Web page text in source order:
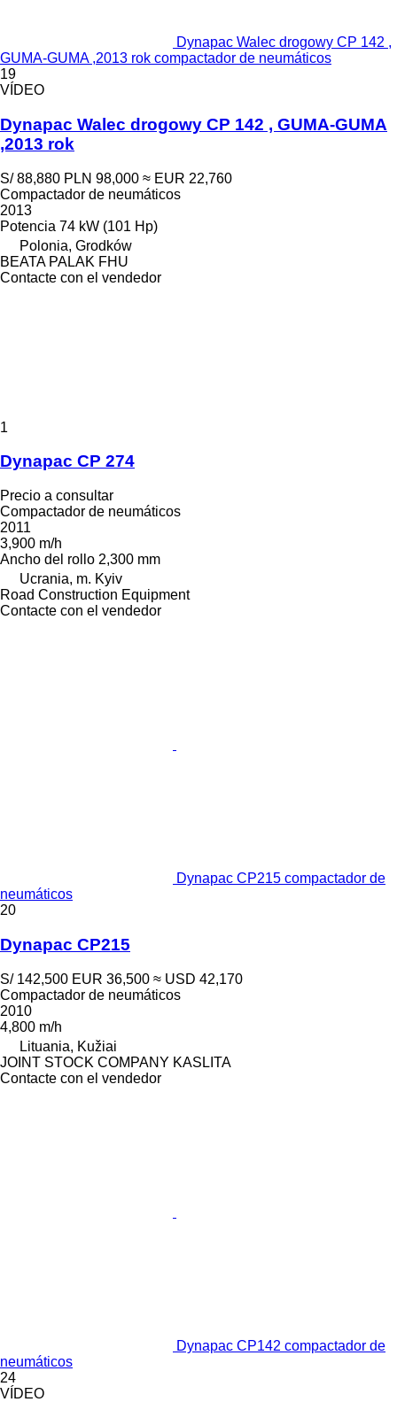
Dynapac Walec drogowy CP 142 ,
GUMA-GUMA ,2013 rok compactador de neumáticos
19
VÍDEO
Dynapac Walec drogowy CP 142 , GUMA-GUMA
,2013 rok
S/ 88,880 PLN 98,000 ≈ EUR 22,760
Compactador de neumáticos
2013
Potencia 74 kW (101 Hp)
Polonia, Grodków
BEATA PALAK FHU
Contacte con el vendedor
1
Dynapac CP 274
Precio a consultar
Compactador de neumáticos
2011
3,900 m/h
Ancho del rollo 2,300 mm
Ucrania, m. Kyiv
Road Construction Equipment
Contacte con el vendedor
Dynapac CP215 compactador de
neumáticos
20
Dynapac CP215
S/ 142,500 EUR 36,500 ≈ USD 42,170
Compactador de neumáticos
2010
4,800 m/h
Lituania, Kužiai
JOINT STOCK COMPANY KASLITA
Contacte con el vendedor
Dynapac CP142 compactador de
neumáticos
24
VÍDEO